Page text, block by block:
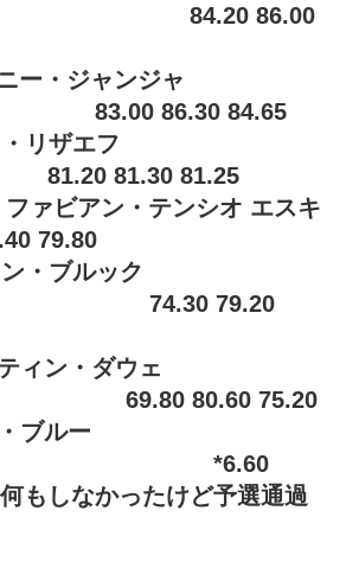
86.00
ー・ジャンジャ
86.30 84.65
ク・リザエフ
81.25
ァビアン・テンシオ エスキ
79.80
・ブルック
79.20
ィン・ダウェ
80.60 75.20
ブルー
しなかったけど予選通過